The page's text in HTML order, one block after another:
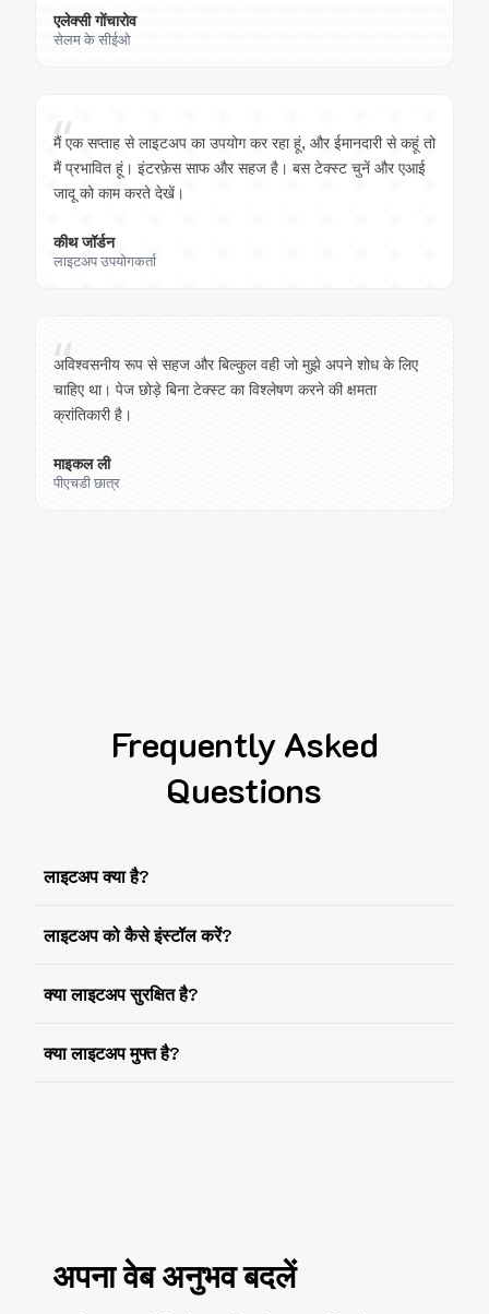
एलेक्सी गोंचारोव
सेलम के सीईओ
“
मैं एक सप्ताह से लाइटअप का उपयोग कर रहा हूं, और ईमानदारी से कहूं तो
मैं प्रभावित हूं। इंटरफ़ेस साफ और सहज है। बस टेक्स्ट चुनें और एआई
जादू को काम करते देखें।
कीथ जॉर्डन
लाइटअप उपयोगकर्ता
“
अविश्वसनीय रूप से सहज और बिल्कुल वही जो मुझे अपने शोध के लिए
चाहिए था। पेज छोड़े बिना टेक्स्ट का विश्लेषण करने की क्षमता
क्रांतिकारी है।
माइकल ली
पीएचडी छात्र
Frequently Asked
Questions
लाइटअप क्या है?
लाइटअप को कैसे इंस्टॉल करें?
क्या लाइटअप सुरक्षित है?
क्या लाइटअप मुफ्त है?
अपना वेब अनुभव बदलें